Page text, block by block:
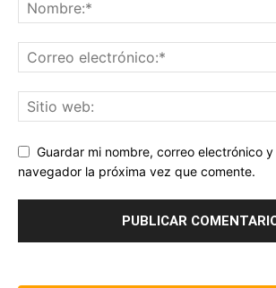
Guardar mi nombre, correo electrónico
navegador la próxima vez que comente.